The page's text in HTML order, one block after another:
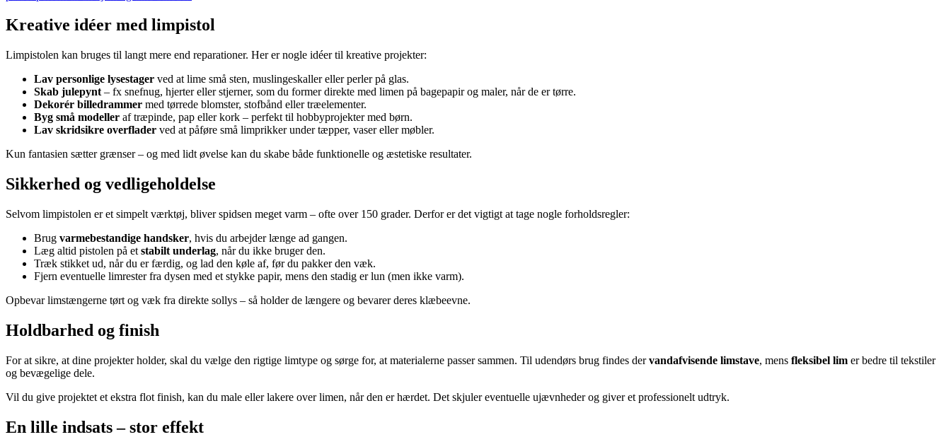
Kreative idéer med limpistol
Limpistolen kan bruges til langt mere end reparationer. Her er nogle idéer til kreative projekter:
Lav personlige lysestager ved at lime små sten, muslingeskaller eller perler på glas.
Skab julepynt – fx snefnug, hjerter eller stjerner, som du former direkte med limen på bagepapir og maler, når de er tørre.
Dekorér billedrammer med tørrede blomster, stofbånd eller træelementer.
Byg små modeller af træpinde, pap eller kork – perfekt til hobbyprojekter med børn.
Lav skridsikre overflader ved at påføre små limprikker under tæpper, vaser eller møbler.
Kun fantasien sætter grænser – og med lidt øvelse kan du skabe både funktionelle og æstetiske resultater.
Sikkerhed og vedligeholdelse
Selvom limpistolen er et simpelt værktøj, bliver spidsen meget varm – ofte over 150 grader. Derfor er det vigtigt at tage nogle forholdsregler:
Brug varmebestandige handsker, hvis du arbejder længe ad gangen.
Læg altid pistolen på et stabilt underlag, når du ikke bruger den.
Træk stikket ud, når du er færdig, og lad den køle af, før du pakker den væk.
Fjern eventuelle limrester fra dysen med et stykke papir, mens den stadig er lun (men ikke varm).
Opbevar limstængerne tørt og væk fra direkte sollys – så holder de længere og bevarer deres klæbeevne.
Holdbarhed og finish
For at sikre, at dine projekter holder, skal du vælge den rigtige limtype og sørge for, at materialerne passer sammen. Til udendørs brug findes dervandafvisende limstave, mens fleksibel lim er bedre til tekstiler
og bevægelige dele.
Vil du give projektet et ekstra flot finish, kan du male eller lakere over limen, når den er hærdet. Det skjuler eventuelle ujævnheder og giver et professionelt udtryk.
En lille indsats – stor effekt